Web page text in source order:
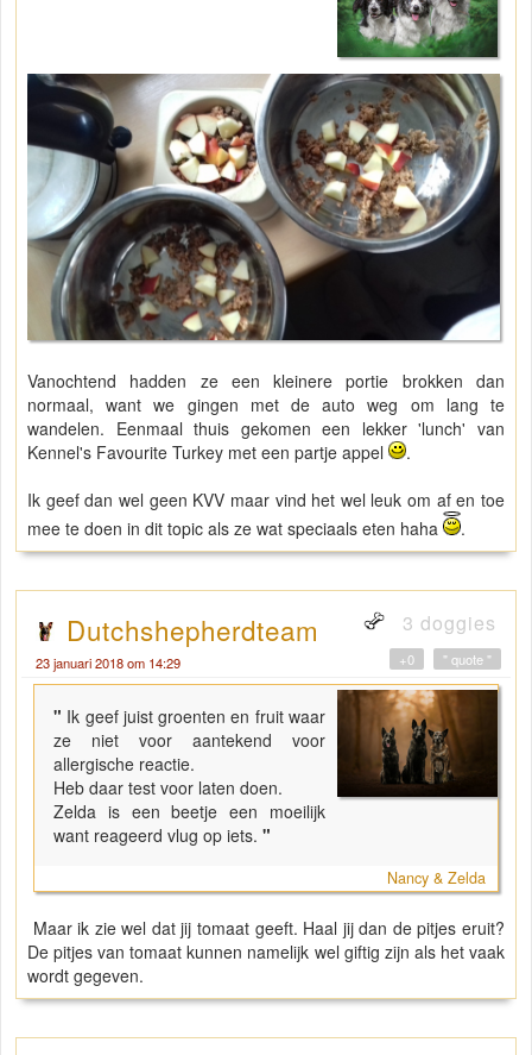
Vanochtend hadden ze een kleinere portie brokken dan
normaal, want we gingen met de auto weg om lang te
wandelen. Eenmaal thuis gekomen een lekker 'lunch' van
Kennel's Favourite Turkey met een partje appel
.
Ik geef dan wel geen KVV maar vind het wel leuk om af en toe
mee te doen in dit topic als ze wat speciaals eten haha
.
Dutchshepherdteam 3 doggies
23 januari 2018 om 14:29 " quote "
+0
" Ik geef juist groenten en fruit waar
ze niet voor aantekend voor
allergische reactie.
Heb daar test voor laten doen.
Zelda is een beetje een moeilijk
want reageerd vlug op iets. "
Nancy & Zelda
Maar ik zie wel dat jij tomaat geeft. Haal jij dan de pitjes eruit?
De pitjes van tomaat kunnen namelijk wel giftig zijn als het vaak
wordt gegeven.